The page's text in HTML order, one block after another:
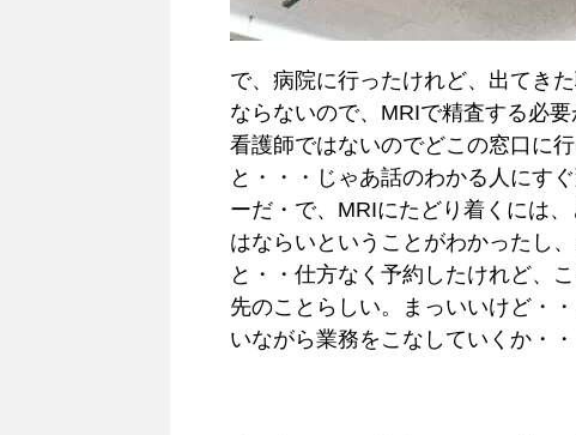
で、病院に行ったけれど、出てき
ならないので、MRIで精査する必
看護師ではないのでどこの窓口に
と・・・じゃあ話のわかる人にす
ーだ・で、MRIにたどり着くには
はならいということがわかったし、
と・・仕方なく予約したけれど、
先のことらしい。まっいいけど・
いながら業務をこなしていくか・